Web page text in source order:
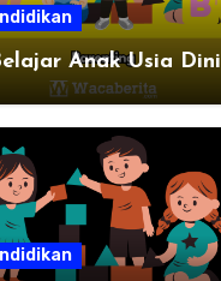
Anak Usia Dini